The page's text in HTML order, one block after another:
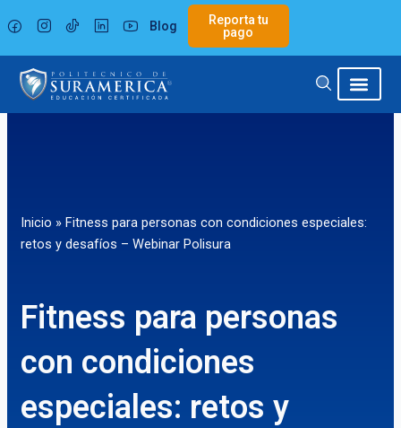
al
contenido
Blog
Reporta tu
pago
Inicio » Fitness para personas con condiciones especiales:
retos y desafíos – Webinar Polisura
Fitness para personas
con condiciones
especiales: retos y